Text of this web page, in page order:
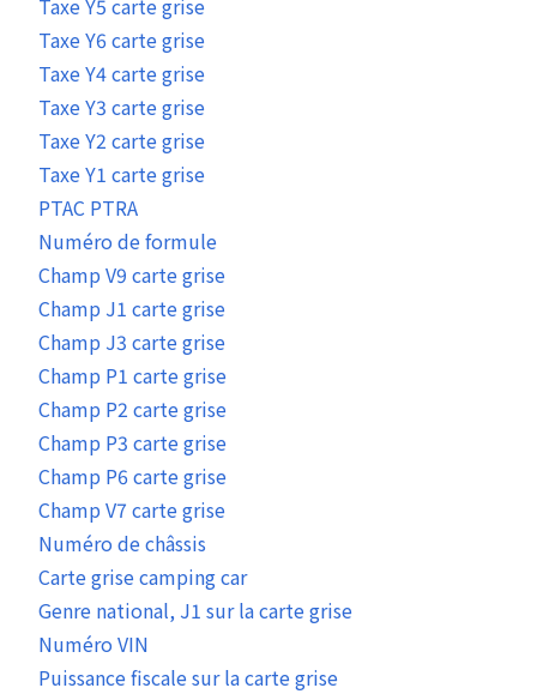
Taxe Y5 carte grise
Taxe Y6 carte grise
Taxe Y4 carte grise
Taxe Y3 carte grise
Taxe Y2 carte grise
Taxe Y1 carte grise
PTAC PTRA
Numéro de formule
Champ V9 carte grise
Champ J1 carte grise
Champ J3 carte grise
Champ P1 carte grise
Champ P2 carte grise
Champ P3 carte grise
Champ P6 carte grise
Champ V7 carte grise
Numéro de châssis
Carte grise camping car
Genre national, J1 sur la carte grise
Numéro VIN
Puissance fiscale sur la carte grise